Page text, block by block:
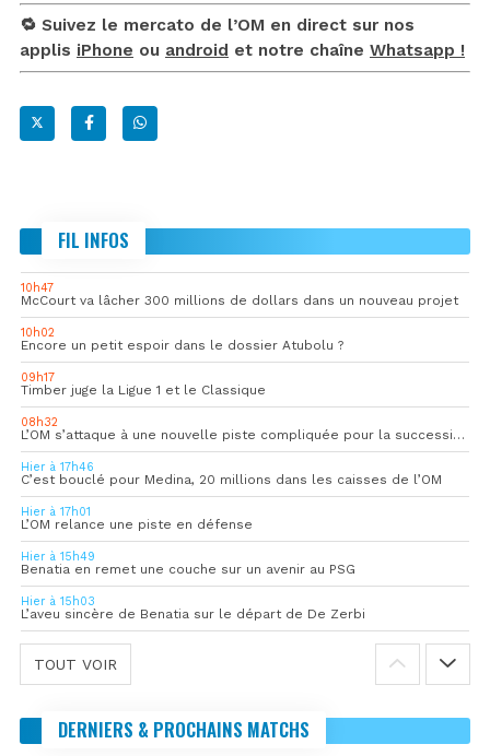
🔁 Suivez le mercato de l’OM en direct sur nos
applis iPhone ou android et notre chaîne Whatsapp !
FIL INFOS
10h47
McCourt va lâcher 300 millions de dollars dans un nouveau projet
10h02
Encore un petit espoir dans le dossier Atubolu ?
09h17
Timber juge la Ligue 1 et le Classique
08h32
L’OM s’attaque à une nouvelle piste compliquée pour la succession de Rulli
Hier à 17h46
C’est bouclé pour Medina, 20 millions dans les caisses de l’OM
Hier à 17h01
L’OM relance une piste en défense
Hier à 15h49
Benatia en remet une couche sur un avenir au PSG
Hier à 15h03
L’aveu sincère de Benatia sur le départ de De Zerbi
TOUT VOIR
DERNIERS & PROCHAINS MATCHS